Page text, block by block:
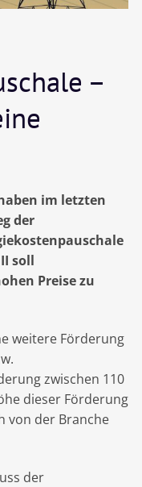
–
im letzten
der
soll
Preise zu
weitere Förderung
zwischen 110
dieser Förderung
von der Branche
der